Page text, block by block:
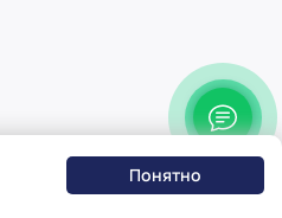
Понятно